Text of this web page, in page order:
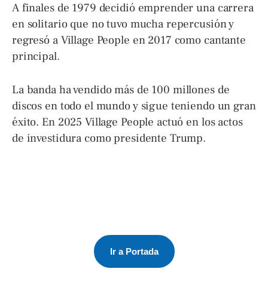
A finales de 1979 decidió emprender una carrera
en solitario que no tuvo mucha repercusión y
regresó a Village People en 2017 como cantante
principal.
La banda ha vendido más de 100 millones de
discos en todo el mundo y sigue teniendo un gran
éxito. En 2025 Village People actuó en los actos
de investidura como presidente Trump.
Ir a Portada